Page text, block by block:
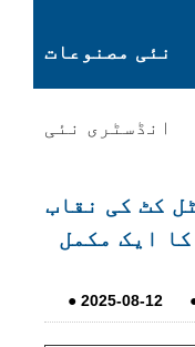
نئی مصنوعات
انڈسٹری نئی
کٹ کی نقاب
ایک مکمل
● 2025-08-12